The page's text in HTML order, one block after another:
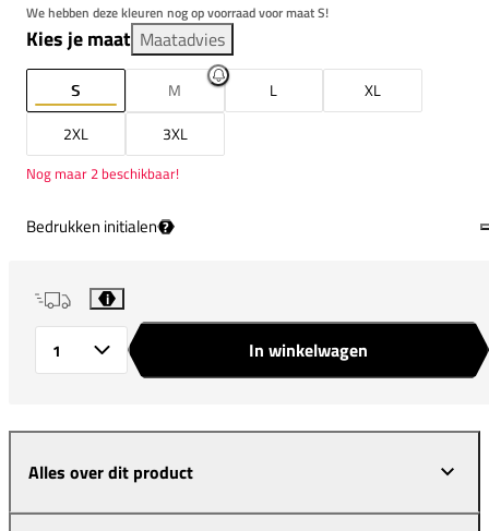
We hebben deze kleuren nog op voorraad voor maat S!
Kies je maat Maatadvies
S M L
XL
2XL
3XL
Nog maar 2 beschikbaar!
Bedrukken initialen ?
i
In winkelwagen
Alles over dit product